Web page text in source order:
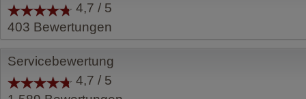
4,7 / 5
403 Bewertungen
Servicebewertung
4,7 / 5